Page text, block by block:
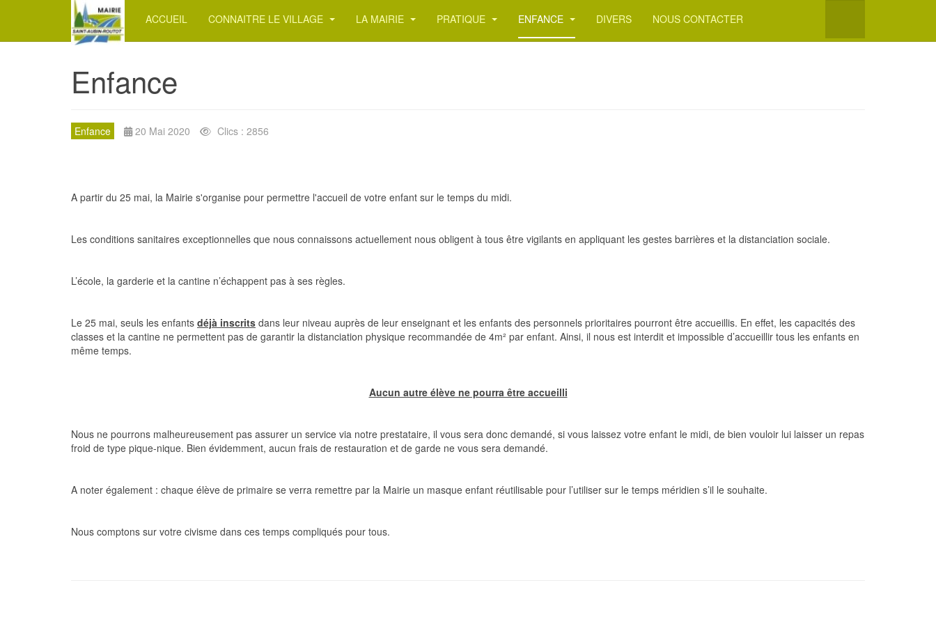
ACCUEIL CONNAITRE LE VILLAGE LA MAIRIE PRATIQUE ENFANCE DIVERS NOUS CONTACTER
Enfance
Enfance 20 Mai 2020 Clics : 2856
A partir du 25 mai, la Mairie s'organise pour permettre l'accueil de votre enfant sur le temps du midi.
Les conditions sanitaires exceptionnelles que nous connaissons actuellement nous obligent à tous être vigilants en appliquant les gestes barrières et la distanciation sociale.
L’école, la garderie et la cantine n’échappent pas à ses règles.
Le 25 mai, seuls les enfants déjà inscrits dans leur niveau auprès de leur enseignant et les enfants des personnels prioritaires pourront être accueillis. En effet, les capacités des
classes et la cantine ne permettent pas de garantir la distanciation physique recommandée de 4m² par enfant. Ainsi, il nous est interdit et impossible d’accueillir tous les enfants en
même temps.
Aucun autre élève ne pourra être accueilli
Nous ne pourrons malheureusement pas assurer un service via notre prestataire, il vous sera donc demandé, si vous laissez votre enfant le midi, de bien vouloir lui laisser un repas
froid de type pique-nique. Bien évidemment, aucun frais de restauration et de garde ne vous sera demandé.
A noter également : chaque élève de primaire se verra remettre par la Mairie un masque enfant réutilisable pour l’utiliser sur le temps méridien s’il le souhaite.
Nous comptons sur votre civisme dans ces temps compliqués pour tous.